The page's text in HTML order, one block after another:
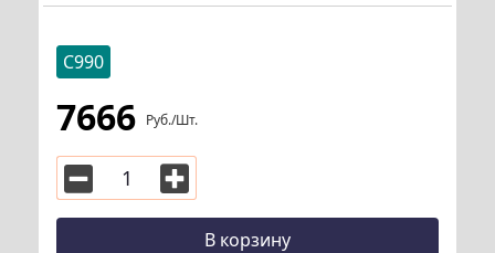
C990
7666 Руб./шт.
В корзину